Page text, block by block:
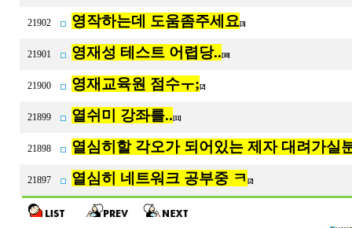
21902 영작하는데 도움좀주세요[3]
21901 영재성 테스트 어렵당.. [10]
21900 영재교육원 점수ㅜ; [2]
21899 열쉬미 강좌를.. [11]
21898 열심히할 각오가 되어있는 제자 대려가실
21897 열심히 네트워크 공부중 ㅋ [2]